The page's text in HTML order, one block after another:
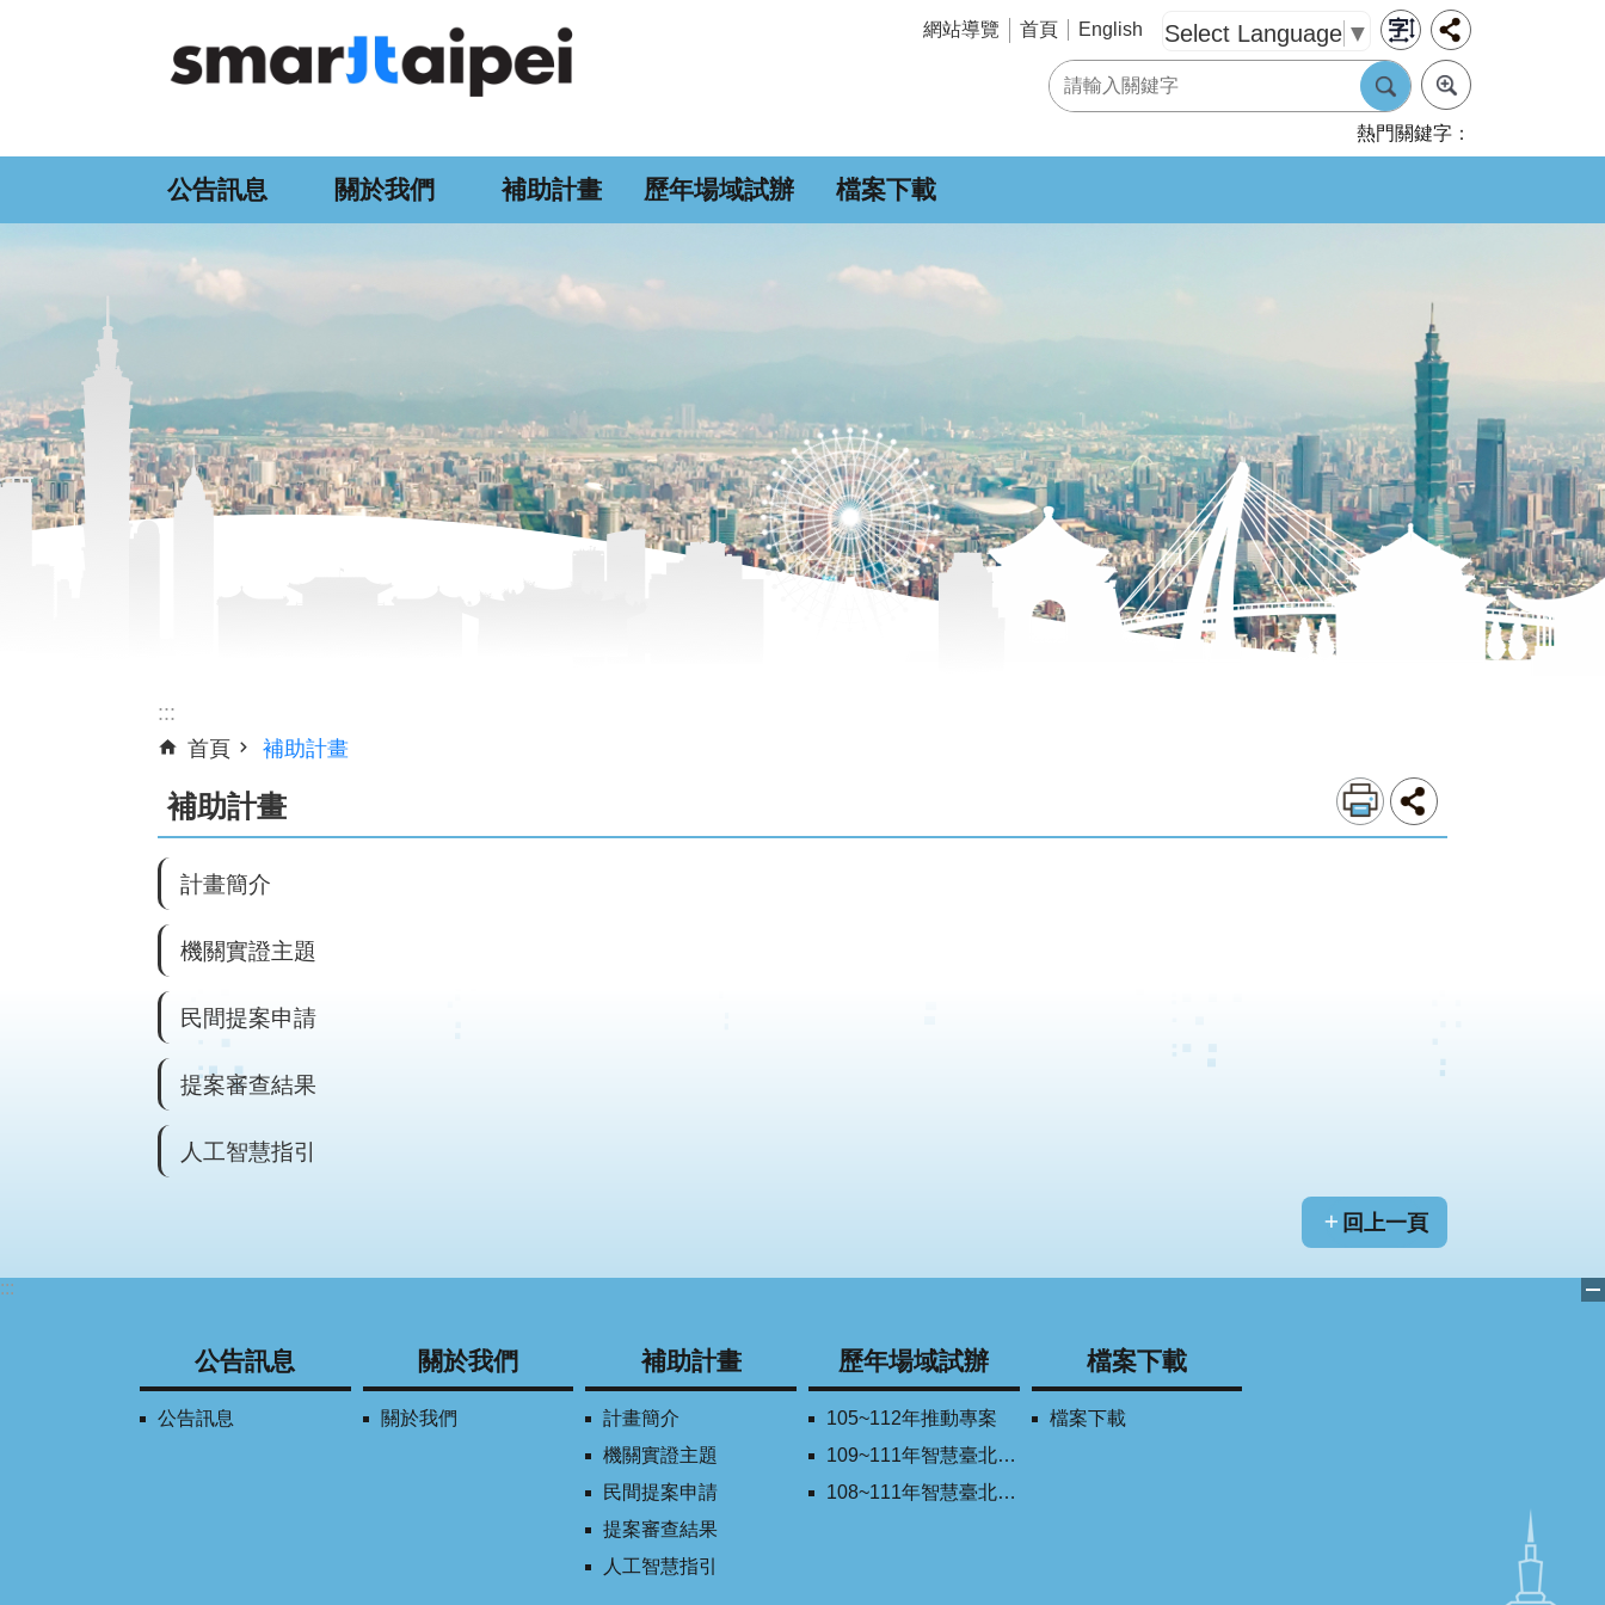
網站導覽
首頁 English Select Language ▼
熱門關鍵字
公告訊息 關於我們 補助計畫 歷年場域試辦 檔案下載
:::
首頁
補助計畫
補助計畫
計畫簡介
機關實證主題
民間提案申請
提案審查結果
人工智慧指引
回上一頁
:::
公告訊息
公告訊息
關於我們
關於我們
補助計畫
計畫簡介
機關實證主題
民間提案申請
提案審查結果
人工智慧指引
歷年場域試辦
105~112年推動專案
109~111年智慧臺北創新獎
108~111年智慧臺北學研合作平台
檔案下載
檔案下載